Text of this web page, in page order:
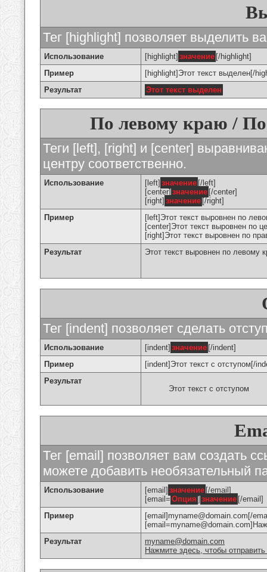
Тег [highlight] позволяет выделить
Использование [highlight] значение [/highlight]
Пример
[highlight]Этот текст выделен[/
Результат
Этот текст выделен
По левому краю /
Теги [left], [right] и [center]
центру соответственно.
Использование [left] значение [/left]
[center] значение [/center]
[right] значение [/right]
Пример
[left]Этот текст выровнен по
[center]Этот текст выровнен по
[right]Этот текст выровнен по
Результат
Этот текст выровнен по левому
Тег [indent] позволяет сделать
Использование [indent] значение [/indent]
Пример
[indent]Этот текст с отступом[/
Результат
Этот текст с отступом
Тег [email] позволяет вам создать
можете добавить необязательный
Использование [email] значение [/email]
[email= Опция ] значение [/email]
Пример
[email]myname@domain.com[/
Результат
myname@domain.com
Нажмите здесь, чтобы